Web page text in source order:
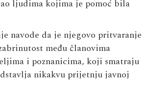
ljudima kojima je pomoć bila
navode da je njegovo pritvaranje
među članovima
i poznanicima, koji smatraju
nikakvu prijetnju javnoj